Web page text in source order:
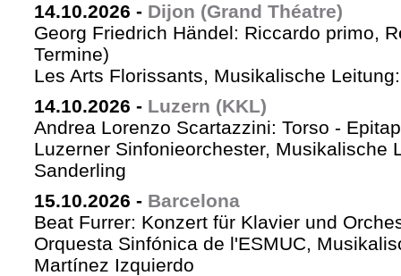
14.10.2026 - Dijon (Grand Théatre)
Georg Friedrich Händel: Riccardo primo,
Termine)
Les Arts Florissants, Musikalische
14.10.2026 - Luzern (KKL)
Andrea Lorenzo Scartazzini: Torso -
Luzerner Sinfonieorchester, Musikalische
Sanderling
15.10.2026 - Barcelona
Beat Furrer: Konzert für Klavier und
Orquesta Sinfónica de l'ESMUC,
Martínez Izquierdo